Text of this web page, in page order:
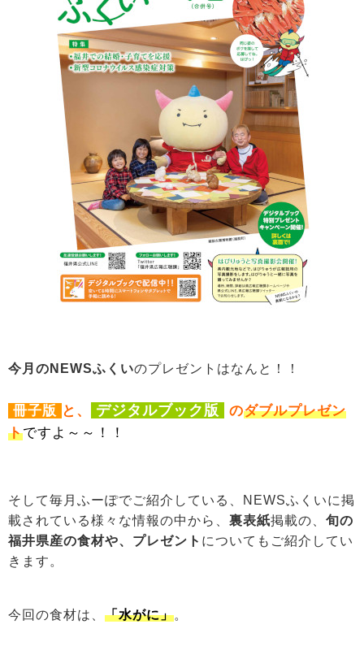
今月の NEWSふくいのプレゼントはなんと！！
冊子版 と、 デジタルブック版 のダブルプレゼン
トですよ～～！！
そして毎月ふーぽでご紹介している、NEWSふくいに掲
載されている様々な情報の中から、 裏表紙掲載の、 旬の
福井県産の食材や、プレゼント についてもご紹介してい
きます。
今回の食材は、 「水がに」。